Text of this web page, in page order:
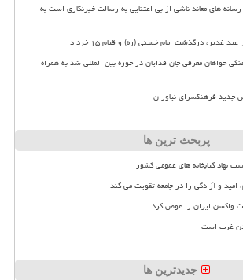
رسانه های معاند ناشی از بی اعتنایی به رسالت خبرنگاری است به
غدیر، درگذشت امام خمینی (ره) و قیام ۱۵ خرداد
خواهان معرفی جان فدایان در حوزه بین المللی شد به همراه
جدید فرهنگسرای نیاوران
پربحث ترین ها
نهاد کتابخانه های عمومی کشور
امید و آزادگی را در جامعه تقویت می کند
واکسن ایران را عوض کرد
غرب است
جدیدترین ها